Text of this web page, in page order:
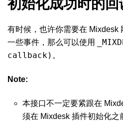
初始化成功时的回
有时候，也许你需要在 Mixdesk
一些事件，那么可以使用
callback) 。
Note:
本接口不一定要紧跟在
须在 Mixdesk 插件初始化之